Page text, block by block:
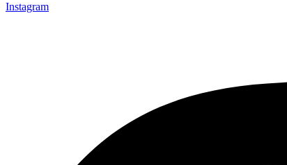
Instagram